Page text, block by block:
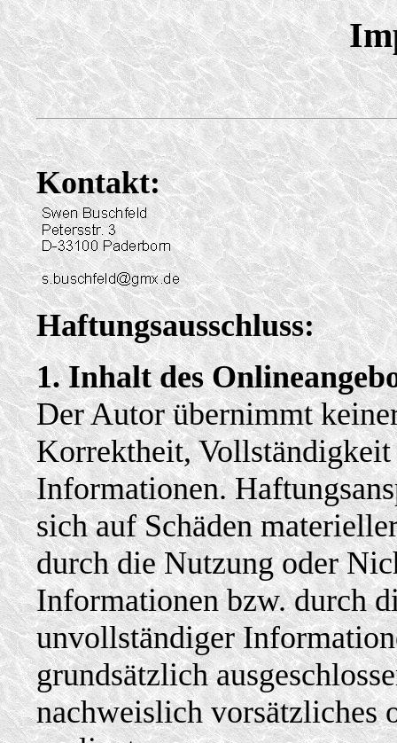
Kontakt:
Haftungsausschluss:
1. Inhalt des
Der Autor übernimmt
Korrektheit,
Informationen.
sich auf Schäden
durch die Nutzung oder
Informationen bzw. durch
unvollständiger
grundsätzlich
nachweislich vorsätzliches